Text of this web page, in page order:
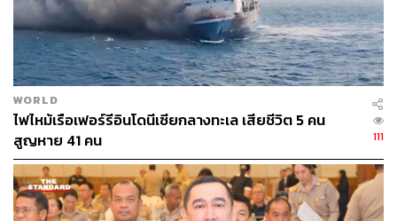
WORLD
ไฟไหม้เรือเฟอร์รีอินโดนีเซียกลางทะเล เสียชีวิต 5 คน
สูญหาย 41 คน
111